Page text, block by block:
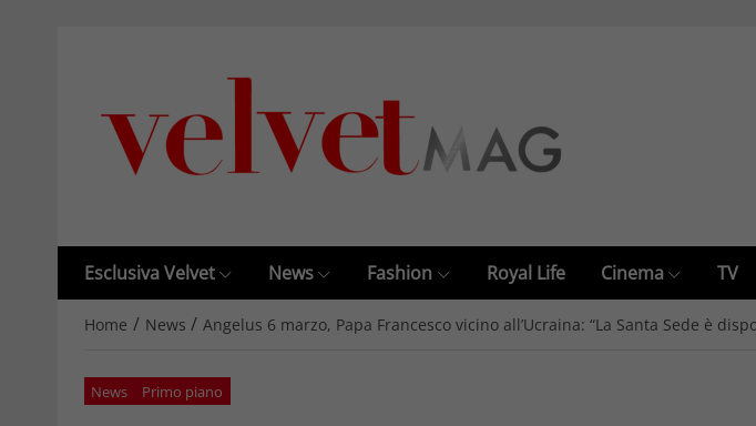
Esclusiva Velvet News Fashion Royal Life Cinema TV
Home / News / Angelus 6 marzo, Papa Francesco vicino all’Ucraina: “La Santa Sede è
News Primo piano